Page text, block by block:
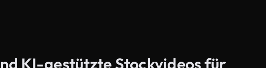
KI-gestützte Stockvideos für